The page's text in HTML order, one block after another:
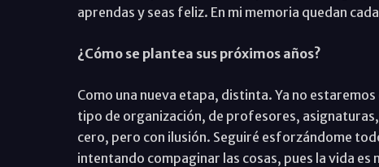
aprendas y seas feliz. En mi memoria quedan
¿Cómo se plantea sus próximos años?
Como una nueva etapa, distinta. Ya no
tipo de organización, de profesores,
cero, pero con ilusión. Seguiré esforzándome
intentando compaginar las cosas, pues la vida es